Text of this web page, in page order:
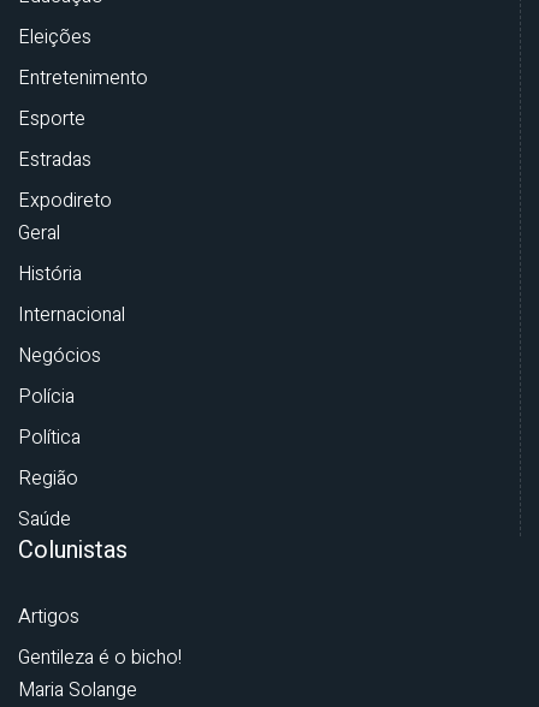
Eleições
Entretenimento
Esporte
Estradas
Expodireto
Geral
História
Internacional
Negócios
Polícia
Política
Região
Saúde
Colunistas
Artigos
Gentileza é o bicho!
Maria Solange